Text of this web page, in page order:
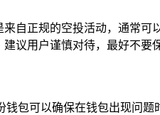
自正规的空投活动，通常可
议用户谨慎对待，最好不要
包可以确保在钱包出现问